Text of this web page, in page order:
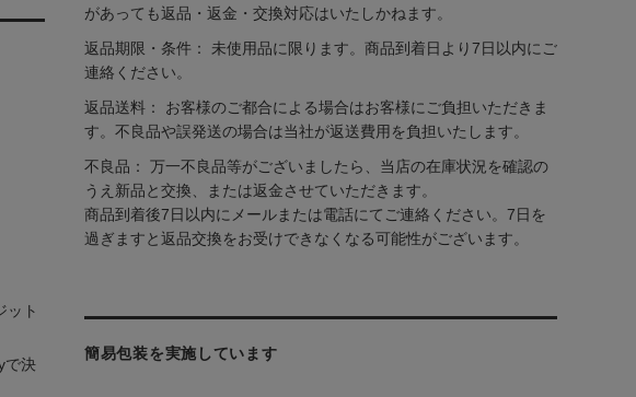
ット
で決
があっても返品・返金・交換対応はいたしかねます。
返品期限・条件： 未使用品に限ります。商品到着日より7日以内にご
連絡ください。
返品送料： お客様のご都合による場合はお客様にご負担いただきま
す。不良品や誤発送の場合は当社が返送費用を負担いたします。
不良品： 万一不良品等がございましたら、当店の在庫状況を確認の
うえ新品と交換、または返金させていただきます。
商品到着後7日以内にメールまたは電話にてご連絡ください。7日を
過ぎますと返品交換をお受けできなくなる可能性がございます。
簡易包装を実施しています